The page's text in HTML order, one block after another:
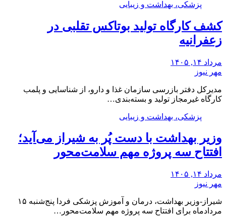
پزشکی، بهداشت و زیبایی
کشف کارگاه تولید بوتاکس تقلبی در
زعفرانیه
مرداد ۱۴, ۱۴۰۵
مهر نیوز
مدیرکل دفتر بازرسی سازمان غذا و دارو، از شناسایی و پلمب
کارگاه غیرمجاز تولید و بسته‌بندی…
پزشکی، بهداشت و زیبایی
وزیر بهداشت با دست پُر به شیراز می‌آید؛
افتتاح سه پروژه مهم سلامت‌محور
مرداد ۱۴, ۱۴۰۵
مهر نیوز
شیراز-وزیر بهداشت، درمان و آموزش پزشکی فردا پنج‌شنبه ۱۵
مردادماه برای افتتاح سه پروژه مهم سلامت‌محور…